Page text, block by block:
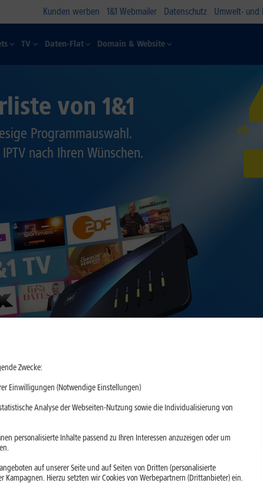
Kunden werben 1&1 Webmailer Datenschutz Umwelt- und
TV Daten-Flat Domain & Website
von 1&1
Programmauswahl.
nach Ihren Wünschen.
Zwecke:
Einwilligungen (Notwendige Einstellungen)
Analyse der Webseiten-Nutzung sowie die Individualisierung von
personalisierte Inhalte passend zu Ihren Interessen anzuzeigen oder um
auf unserer Seite und auf Seiten von Dritten (personalisierte
Hierzu setzten wir Cookies von Werbepartnern (Drittanbieter) ein.